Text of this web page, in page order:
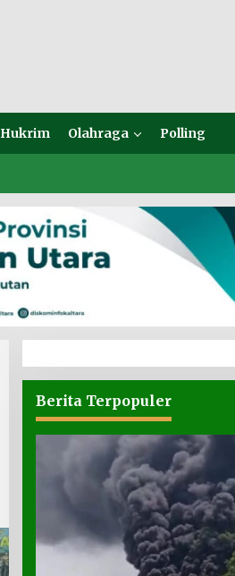
Hukrim Olahraga Polling
Berita Terpopuler